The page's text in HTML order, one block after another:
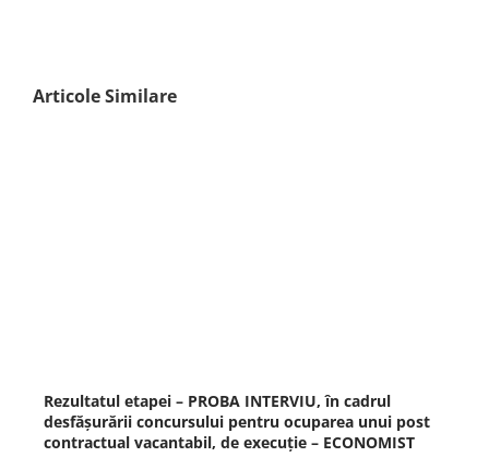
Articole Similare
Rezultatul etapei – PROBA INTERVIU, în cadrul
desfășurării concursului pentru ocuparea unui post
contractual vacantabil, de execuţie – ECONOMIST